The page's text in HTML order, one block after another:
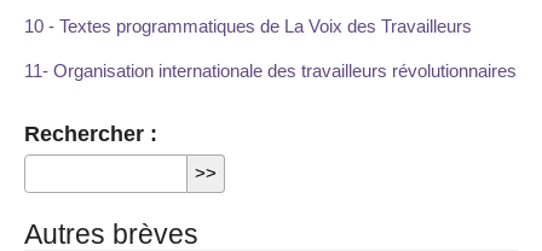
10 - Textes programmatiques de La Voix des Travailleurs
11- Organisation internationale des travailleurs révolutionnaires
Rechercher :
Autres brèves